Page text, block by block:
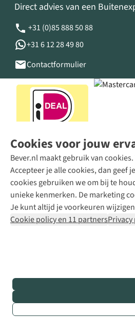
Cookies voor jouw
Bever.nl maakt gebruik van
Accepteer je alle cookies, dan geef
cookies gebruiken we om bij te
unieke kenmerken. De marketing
Je kunt altijd je voorkeuren
Cookie policy en 11 partners
Direct advies van een
+31 (0)85 888 50 88
+31 6 12 28 49 80
Contactformulier